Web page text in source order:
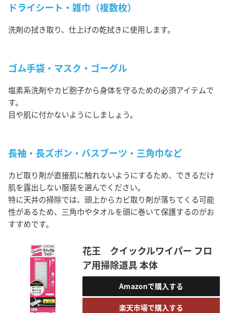
ドライシート・雑巾（複数枚）
洗剤の拭き取り、仕上げの乾拭きに使用します。
ゴム手袋・マスク・ゴーグル
塩素系洗剤やカビ胞子から身体を守るための必須アイテムで
す。
目や肌に付かないようにしましょう。
長袖・長ズボン・バスブーツ・三角巾など
カビ取り剤が直接肌に触れないようにするため、できるだけ
肌を露出しない服装を選んでください。
特に天井の掃除では、頭上からカビ取り剤が落ちてくる可能
性があるため、三角巾やタオルを頭に巻いて保護するのがお
すすめです。
花王 クイックルワイパー フロ
ア用掃除道具 本体
Amazonで購入する
楽天市場で購入する